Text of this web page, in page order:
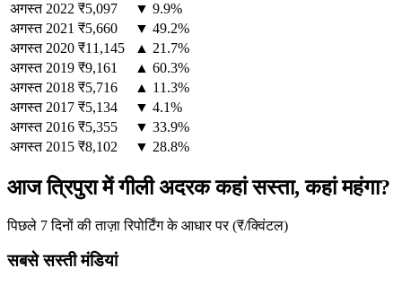
अगस्त 2022 ₹5,097
▼ 9.9%
अगस्त 2021 ₹5,660
▼ 49.2%
अगस्त 2020 ₹11,145
▲ 21.7%
अगस्त 2019 ₹9,161
▲ 60.3%
अगस्त 2018 ₹5,716
▲ 11.3%
अगस्त 2017 ₹5,134
▼ 4.1%
अगस्त 2016 ₹5,355
▼ 33.9%
अगस्त 2015 ₹8,102 ▼ 28.8%
आज त्रिपुरा में गीली अदरक कहां सस्ता, कहां महंगा?
पिछले 7 दिनों की ताज़ा रिपोर्टिंग के आधार पर (₹/क्विंटल)
सबसे सस्ती मंडियां